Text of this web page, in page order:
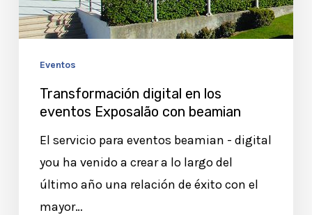
Eventos
Transformación digital en los
eventos Exposalão con beamian
El servicio para eventos beamian - digital
you ha venido a crear a lo largo del
último año una relación de éxito con el
mayor…